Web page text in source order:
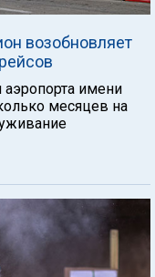
возобновляет
аэропорта имени
месяцев на